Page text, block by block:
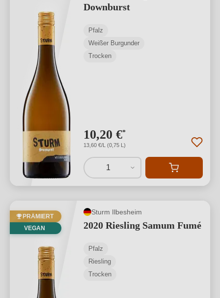
Downburst
Pfalz
Weißer Burgunder
Trocken
10,20 €*
13,60 €/L (0,75 L)
1
PRÄMIERT
VEGAN
Sturm Ilbesheim
2020 Riesling Samum Fumé
Pfalz
Riesling
Trocken